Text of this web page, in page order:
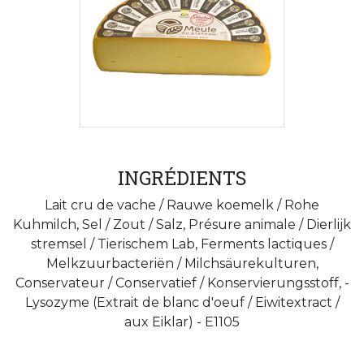
INGRÉDIENTS
Lait cru de vache / Rauwe koemelk / Rohe
Kuhmilch, Sel / Zout / Salz, Présure animale / Dierlijk
stremsel / Tierischem Lab, Ferments lactiques /
Melkzuurbacteriën / Milchsäurekulturen,
Conservateur / Conservatief / Konservierungsstoff, -
Lysozyme (Extrait de blanc d'oeuf / Eiwitextract /
aux Eiklar) - E1105